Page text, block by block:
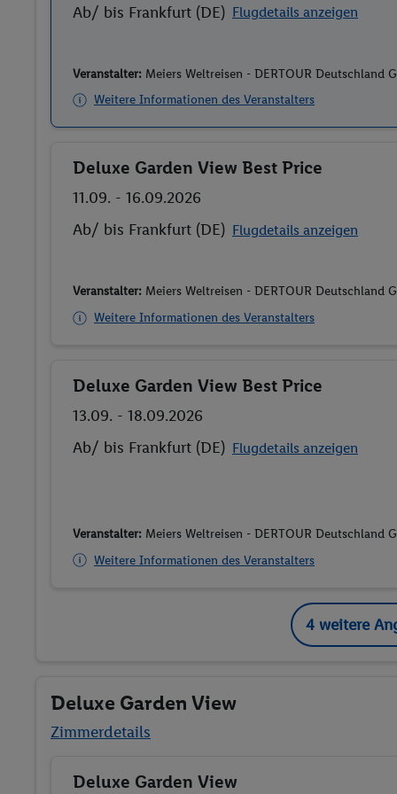
Ab/ bis Frankfurt (DE) Flugdetails anzeigen
Veranstalter: Meiers Weltreisen - DERTOUR Deutschland
Weitere Informationen des Veranstalters
Buchen
Deluxe Garden View Best Price
11.09. - 16.09.2026
Ab/ bis Frankfurt (DE) Flugdetails anzeigen
Veranstalter: Meiers Weltreisen - DERTOUR Deutschland
Weitere Informationen des Veranstalters
Buchen
Deluxe Garden View Best Price
13.09. - 18.09.2026
Ab/ bis Frankfurt (DE) Flugdetails anzeigen
Veranstalter: Meiers Weltreisen - DERTOUR Deutschland
Weitere Informationen des Veranstalters
4 weitere
Deluxe Garden View
Zimmerdetails
Buchen
Deluxe Garden View